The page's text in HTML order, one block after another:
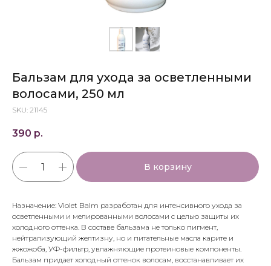
Бальзам для ухода за осветленными
волосами, 250 мл
SKU: 21145
390 р.
В корзину
Назначение: Violet Balm разработан для интенсивного ухода за
осветленными и мелированными волосами с целью защиты их
холодного оттенка. В составе бальзама не только пигмент,
нейтрализующий желтизну, но и питательные масла карите и
жжожоба, УФ-фильтр, увлажняющие протеиновые компоненты.
Бальзам придает холодный оттенок волосам, восстанавливает их